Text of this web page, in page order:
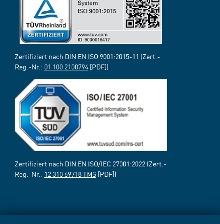
Zertifiziert nach DIN EN ISO 9001:2015-11 (Zert.-
Reg.-Nr.: 01 100 2100794 [PDF])
Zertifiziert nach DIN EN ISO/IEC 27001:2022 (Zert.-
Reg.-Nr.: 12 310 69718 TMS [PDF])